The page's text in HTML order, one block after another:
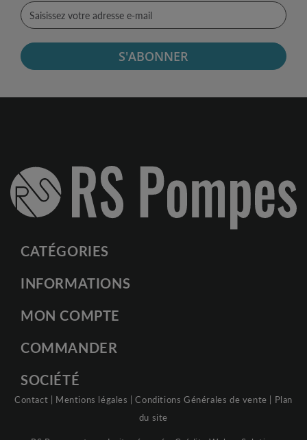
S'ABONNER
CATÉGORIES
INFORMATIONS
MON COMPTE
COMMANDER
SOCIÉTÉ
Contact | Mentions légales |Conditions Générales de vente | Plan
du site